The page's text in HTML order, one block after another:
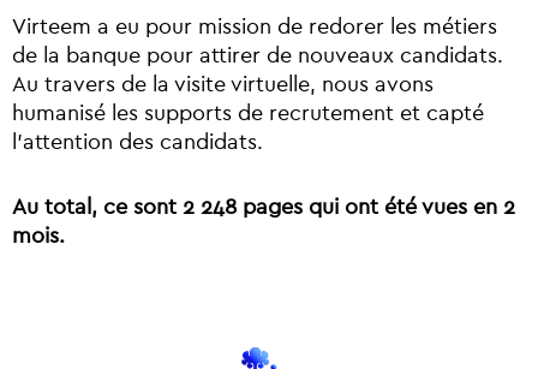
Virteem a eu pour mission de redorer les métiers
de la banque pour attirer de nouveaux candidats.
Au travers de la visite virtuelle, nous avons
humanisé les supports de recrutement et capté
l’attention des candidats.
Au total, ce sont 2 248 pages qui ont été vues en 2
mois.